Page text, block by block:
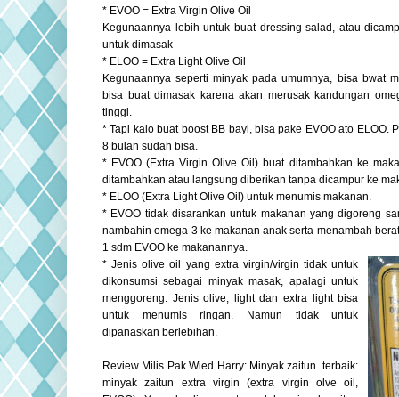
* EVOO = Extra Virgin Olive Oil
Kegunaannya lebih untuk buat dressing salad, atau
untuk dimasak
* ELOO = Extra Light Olive Oil
Kegunaannya seperti minyak pada umumnya, bisa bwat
bisa buat dimasak karena akan merusak kandungan
tinggi.
* Tapi kalo buat boost BB bayi, bisa pake EVOO ato ELOO.
8 bulan sudah bisa.
* EVOO (Extra Virgin Olive Oil) buat ditambahkan ke
ditambahkan atau langsung diberikan tanpa dicampur ke
* ELOO (Extra Light Olive Oil) untuk menumis makanan.
* EVOO tidak disarankan untuk makanan yang digoreng
nambahin omega-3 ke makanan anak serta menambah
1 sdm EVOO ke makanannya.
* Jenis olive oil yang extra virgin/virgin tidak untuk
dikonsumsi sebagai minyak masak, apalagi untuk
menggoreng. Jenis olive, light dan extra light bisa
untuk menumis ringan. Namun tidak untuk
dipanaskan berlebihan.
Review Milis Pak Wied Harry: Minyak zaitun terbaik:
minyak zaitun extra virgin (extra virgin olve oil,